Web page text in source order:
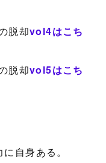
脱却vol4はこち
脱却vol5はこち
自身ある。